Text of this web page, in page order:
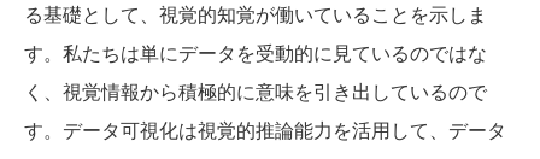
る基礎として、視覚的知覚が働いていることを示しま
す。私たちは単にデータを受動的に見ているのではな
く、視覚情報から積極的に意味を引き出しているので
す。データ可視化は視覚的推論能力を活用して、データ